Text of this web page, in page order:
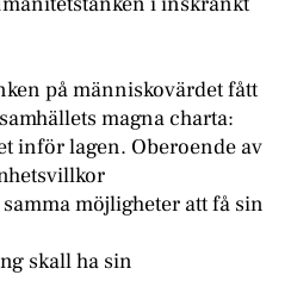
på människovärdet fått
magna charta:
inför lagen. Oberoende av
möjligheter att få sin
skall ha sin